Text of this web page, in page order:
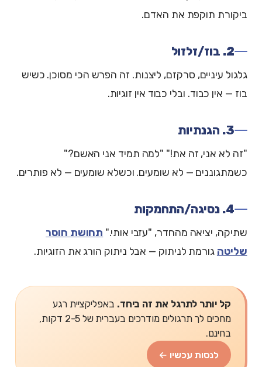
ביקורת תוקפת את האדם.
2. בוז/זלזול
גלגול עיניים, סרקזם, ליצנות. זה הפרש הכי מסוכן. כשיש
בוז — אין כבוד. ובלי כבוד אין זוגיות.
3. הגנתיות
"זה לא אני, זה את!" "למה תמיד אני האשם?"
כשמתגוננים — לא שומעים. וכשלא שומעים — לא פותרים.
4. נסיגה/התחמקות
שתיקה, יציאה מהחדר, "עזבי אותי." תחושת חוסר
שליטה גורמת לניתוק — אבל ניתוק הורג את הזוגיות.
קל יותר לתרגל את זה ביחד. באפליקציית רגע
מחכים לך תרגולים מודרכים בעברית של 2-5 דקות,
בחינם.
לנסות עכשיו ←